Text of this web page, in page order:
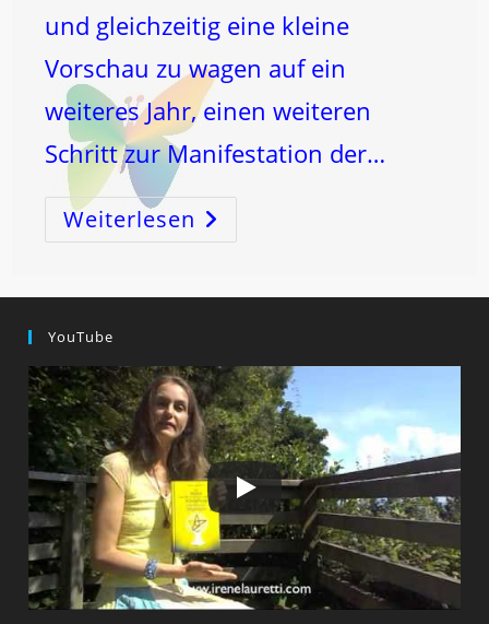
und gleichzeitig eine kleine
Vorschau zu wagen auf ein
weiteres Jahr, einen weiteren
Schritt zur Manifestation der…
Weiterlesen 2014!
YouTube